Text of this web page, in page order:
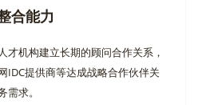
合能力
才机构建立长期的顾问合作关系，
IDC提供商等达成战略合作伙伴关
需求。